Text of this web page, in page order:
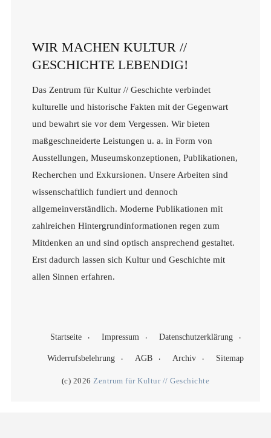
WIR MACHEN KULTUR //
GESCHICHTE LEBENDIG!
Das Zentrum für Kultur // Geschichte verbindet
kulturelle und historische Fakten mit der Gegenwart
und bewahrt sie vor dem Vergessen. Wir bieten
maßgeschneiderte Leistungen u. a. in Form von
Ausstellungen, Museumskonzeptionen, Publikationen,
Recherchen und Exkursionen. Unsere Arbeiten sind
wissenschaftlich fundiert und dennoch
allgemeinverständlich. Moderne Publikationen mit
zahlreichen Hintergrundinformationen regen zum
Mitdenken an und sind optisch ansprechend gestaltet.
Erst dadurch lassen sich Kultur und Geschichte mit
allen Sinnen erfahren.
Startseite Impressum Datenschutzerklärung
Widerrufsbelehrung AGB Archiv Sitemap
(c) 2026 Zentrum für Kultur // Geschichte